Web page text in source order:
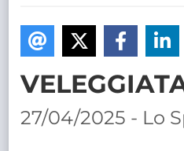
27/04/2025 - Lo